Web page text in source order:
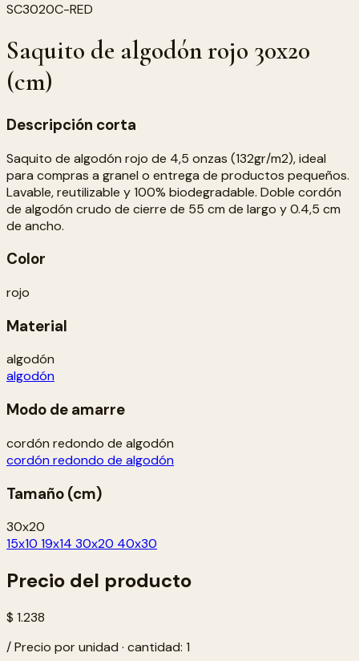
SC3020C-RED
Saquito de algodón rojo 30x20
(cm)
Descripción corta
Saquito de algodón rojo de 4,5 onzas (132gr/m2), ideal
para compras a granel o entrega de productos pequeños.
Lavable, reutilizable y 100% biodegradable. Doble cordón
de algodón crudo de cierre de 55 cm de largo y 0.4,5 cm
de ancho.
Color
rojo
Material
algodón
algodón
Modo de amarre
cordón redondo de algodón
cordón redondo de algodón
Tamaño (cm)
30x20
15x10 19x14 30x20 40x30
Precio del producto
$ 1.238
/ Precio por unidad · cantidad: 1